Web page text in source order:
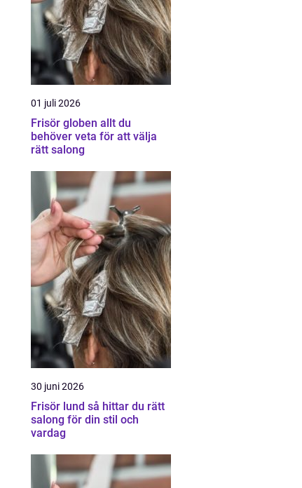
01 juli 2026
Frisör globen allt du
behöver veta för att välja
rätt salong
30 juni 2026
Frisör lund så hittar du rätt
salong för din stil och
vardag